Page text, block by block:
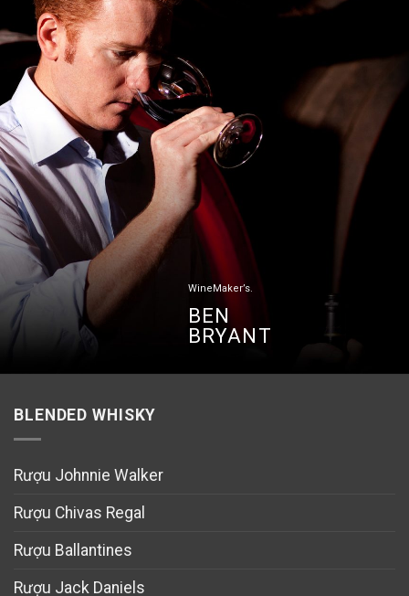
WineMaker’s.
BEN
BRYANT
BLENDED WHISKY
Rượu Johnnie Walker
Rượu Chivas Regal
Rượu Ballantines
Rượu Jack Daniels